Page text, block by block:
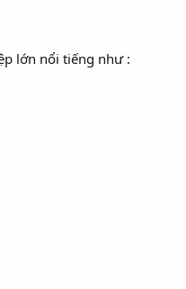
lớn nổi tiếng như :